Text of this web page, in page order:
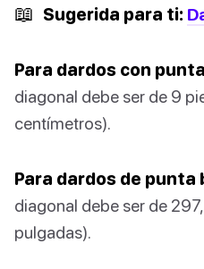
📖 Sugerida para ti:
Para dardos con
diagonal debe ser de 9
centímetros).
Para dardos de punta
diagonal debe ser de
pulgadas).